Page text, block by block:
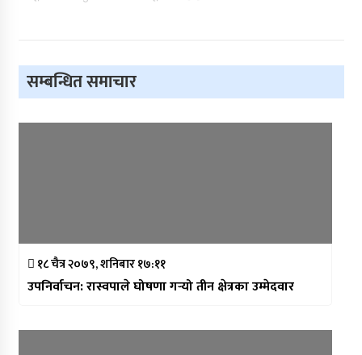
सम्बन्धित समाचार
१८ चैत्र २०७९, शनिबार १७:११
उपनिर्वाचन: रास्वपाले घोषणा गर्‍यो तीन क्षेत्रका उम्मेदवार